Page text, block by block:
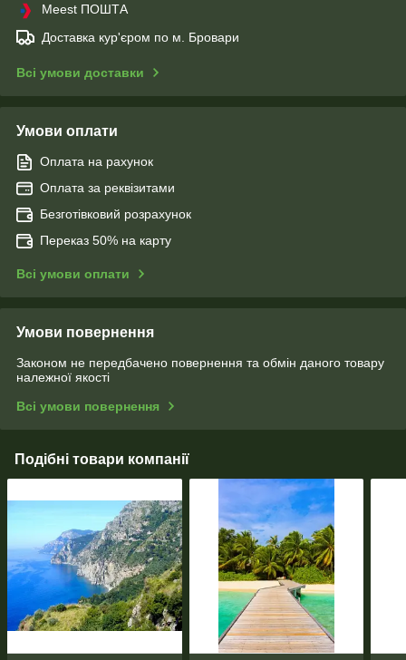
Meest ПОШТА
Доставка кур'єром по м. Бровари
Всі умови доставки
Умови оплати
Оплата на рахунок
Оплата за реквізитами
Безготівковий розрахунок
Переказ 50% на карту
Всі умови оплати
Умови повернення
Законом не передбачено повернення та обмін даного товару
належної якості
Всі умови повернення
Подібні товари компанії